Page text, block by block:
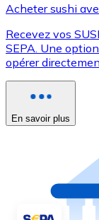
Acheter sushi
Recevez vos
SEPA. Une
opérer
En savoir plus